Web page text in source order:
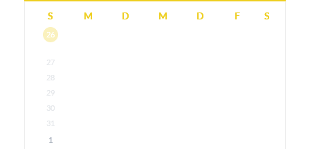
S M D M D F S
26
27
28
29
30
31
1